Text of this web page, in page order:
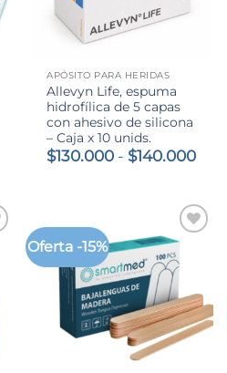
APÓSITO PARA HERIDAS
Allevyn Life, espuma
hidrofílica de 5 capas
con ahesivo de silicona
– Caja x 10 unids.
$130.000 - $140.000
Oferta -15%